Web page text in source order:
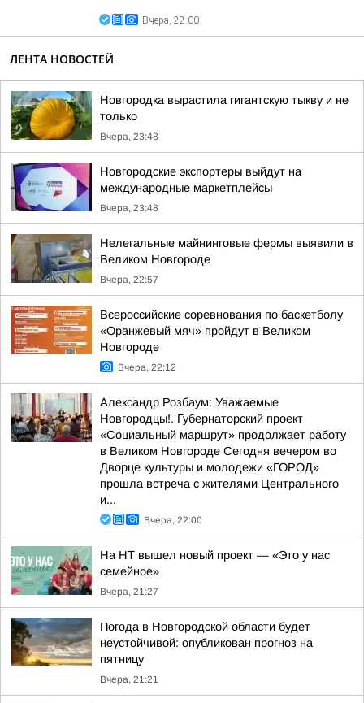
Вчера, 22:00
ЛЕНТА НОВОСТЕЙ
Новгородка вырастила гигантскую тыкву и не
только
Вчера, 23:48
Новгородские экспортеры выйдут на
международные маркетплейсы
Вчера, 23:48
Нелегальные майнинговые фермы выявили в
Великом Новгороде
Вчера, 22:57
Всероссийские соревнования по баскетболу
«Оранжевый мяч» пройдут в Великом
Новгороде
Вчера, 22:12
Александр Розбаум: Уважаемые
Новгородцы!. Губернаторский проект
«Социальный маршрут» продолжает работу
в Великом Новгороде Сегодня вечером во
Дворце культуры и молодежи «ГОРОД»
прошла встреча с жителями Центрального
и...
Вчера, 22:00
На НТ вышел новый проект — «Это у нас
семейное»
Вчера, 21:27
Погода в Новгородской области будет
неустойчивой: опубликован прогноз на
пятницу
Вчера, 21:21